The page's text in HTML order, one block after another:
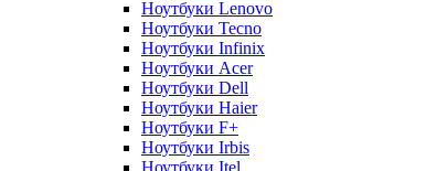
Ноутбуки Lenovo
Ноутбуки Tecno
Ноутбуки Infinix
Ноутбуки Acer
Ноутбуки Dell
Ноутбуки Haier
Ноутбуки F+
Ноутбуки Irbis
Ноутбуки Itel